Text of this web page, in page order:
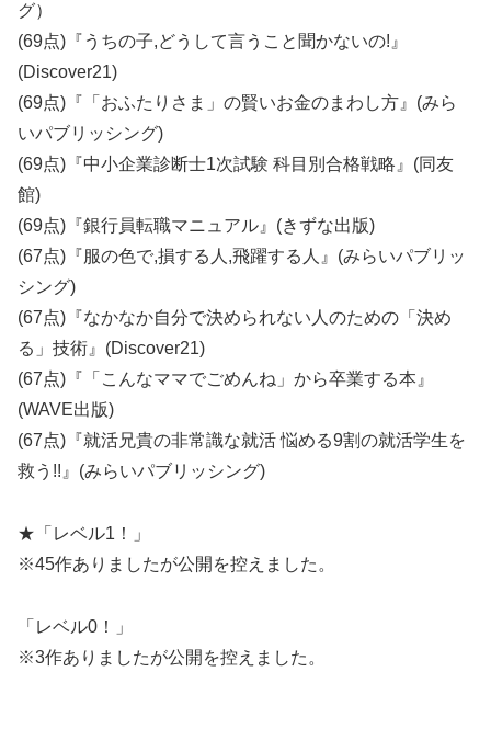
グ）
(69点)『うちの子,どうして言うこと聞かないの!』
(Discover21)
(69点)『「おふたりさま」の賢いお金のまわし方』(みら
いパブリッシング)
(69点)『中小企業診断士1次試験 科目別合格戦略』(同友
館)
(69点)『銀行員転職マニュアル』(きずな出版)
(67点)『服の色で,損する人,飛躍する人』(みらいパブリッ
シング)
(67点)『なかなか自分で決められない人のための「決め
る」技術』(Discover21)
(67点)『「こんなママでごめんね」から卒業する本』
(WAVE出版)
(67点)『就活兄貴の非常識な就活 悩める9割の就活学生を
救う!!』(みらいパブリッシング)
★「レベル1！」
※45作ありましたが公開を控えました。
「レベル0！」
※3作ありましたが公開を控えました。